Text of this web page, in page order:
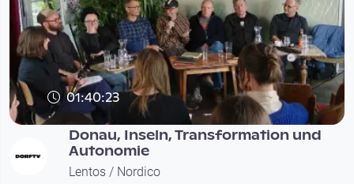
01:40:23
Donau, Inseln, Trans­for­ma­ti­on und
Autonomie
Lentos / Nordico